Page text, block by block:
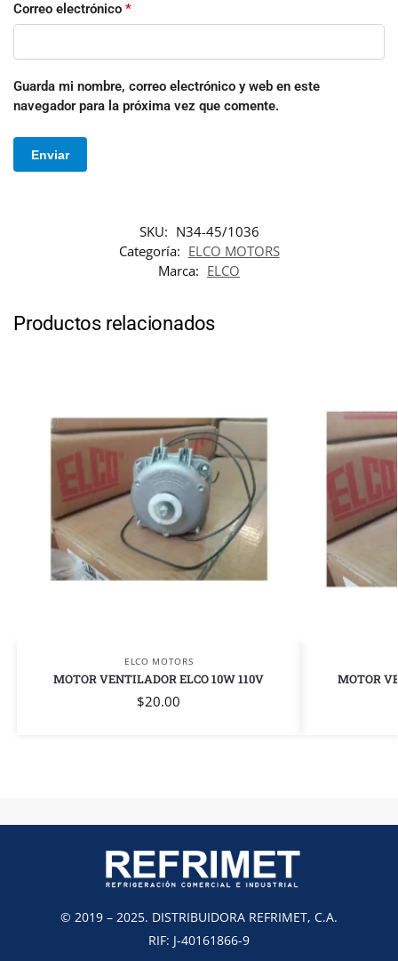
Correo electrónico *
Guarda mi nombre, correo electrónico y web en este
navegador para la próxima vez que comente.
SKU: N34-45/1036
Categoría: ELCO MOTORS
Marca: ELCO
Productos relacionados
ELCO MOTORS
MOTOR VENTILADOR ELCO 10W 110V
$20.00
MOTOR
© 2019 – 2025. DISTRIBUIDORA REFRIMET, C.A.
RIF: J-40161866-9